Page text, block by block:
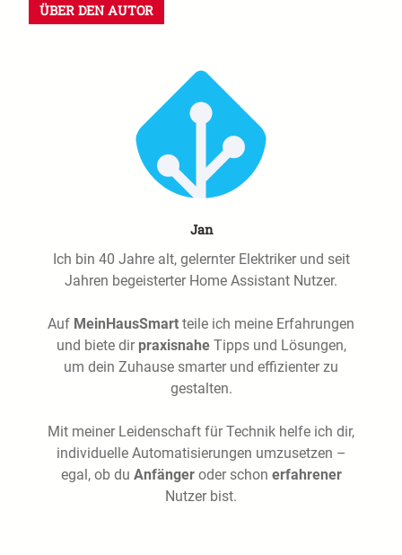
ÜBER DEN AUTOR
Jan
Ich bin 40 Jahre alt, gelernter Elektriker und seit
Jahren begeisterter Home Assistant Nutzer.
Auf MeinHausSmart teile ich meine Erfahrungen
und biete dir praxisnaheTipps und Lösungen,
um dein Zuhause smarter und effizienter zu
gestalten.
Mit meiner Leidenschaft für Technik helfe ich dir,
individuelle Automatisierungen umzusetzen –
egal, ob du Anfängeroder schon erfahrener
Nutzer bist.